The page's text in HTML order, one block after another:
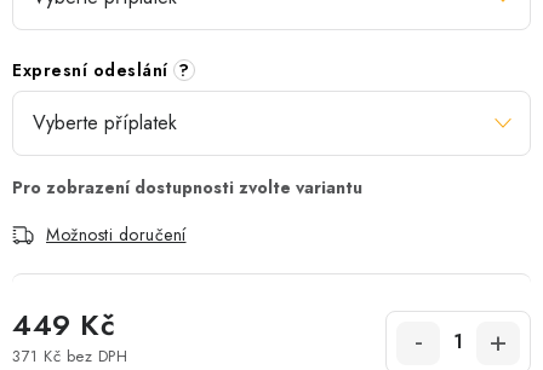
Expresní odeslání ?
Možnosti doručení
449 Kč
371 Kč bez DPH